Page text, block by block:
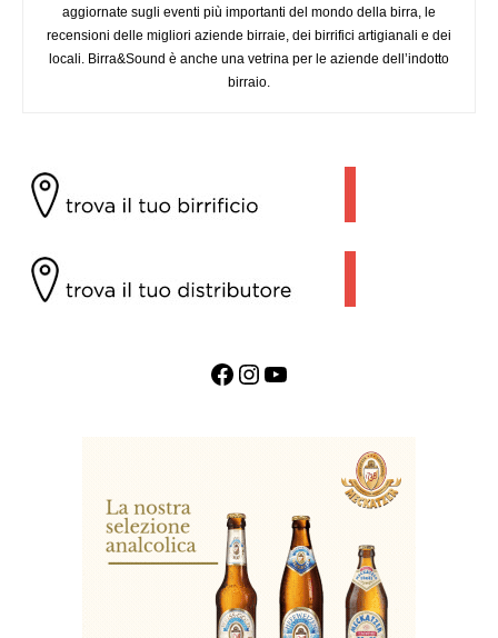
aggiornate sugli eventi più importanti del mondo della birra, le
recensioni delle migliori aziende birraie, dei birrifici artigianali e dei
locali. Birra&Sound è anche una vetrina per le aziende dell’indotto
birraio.
Facebook InstagramYouTube